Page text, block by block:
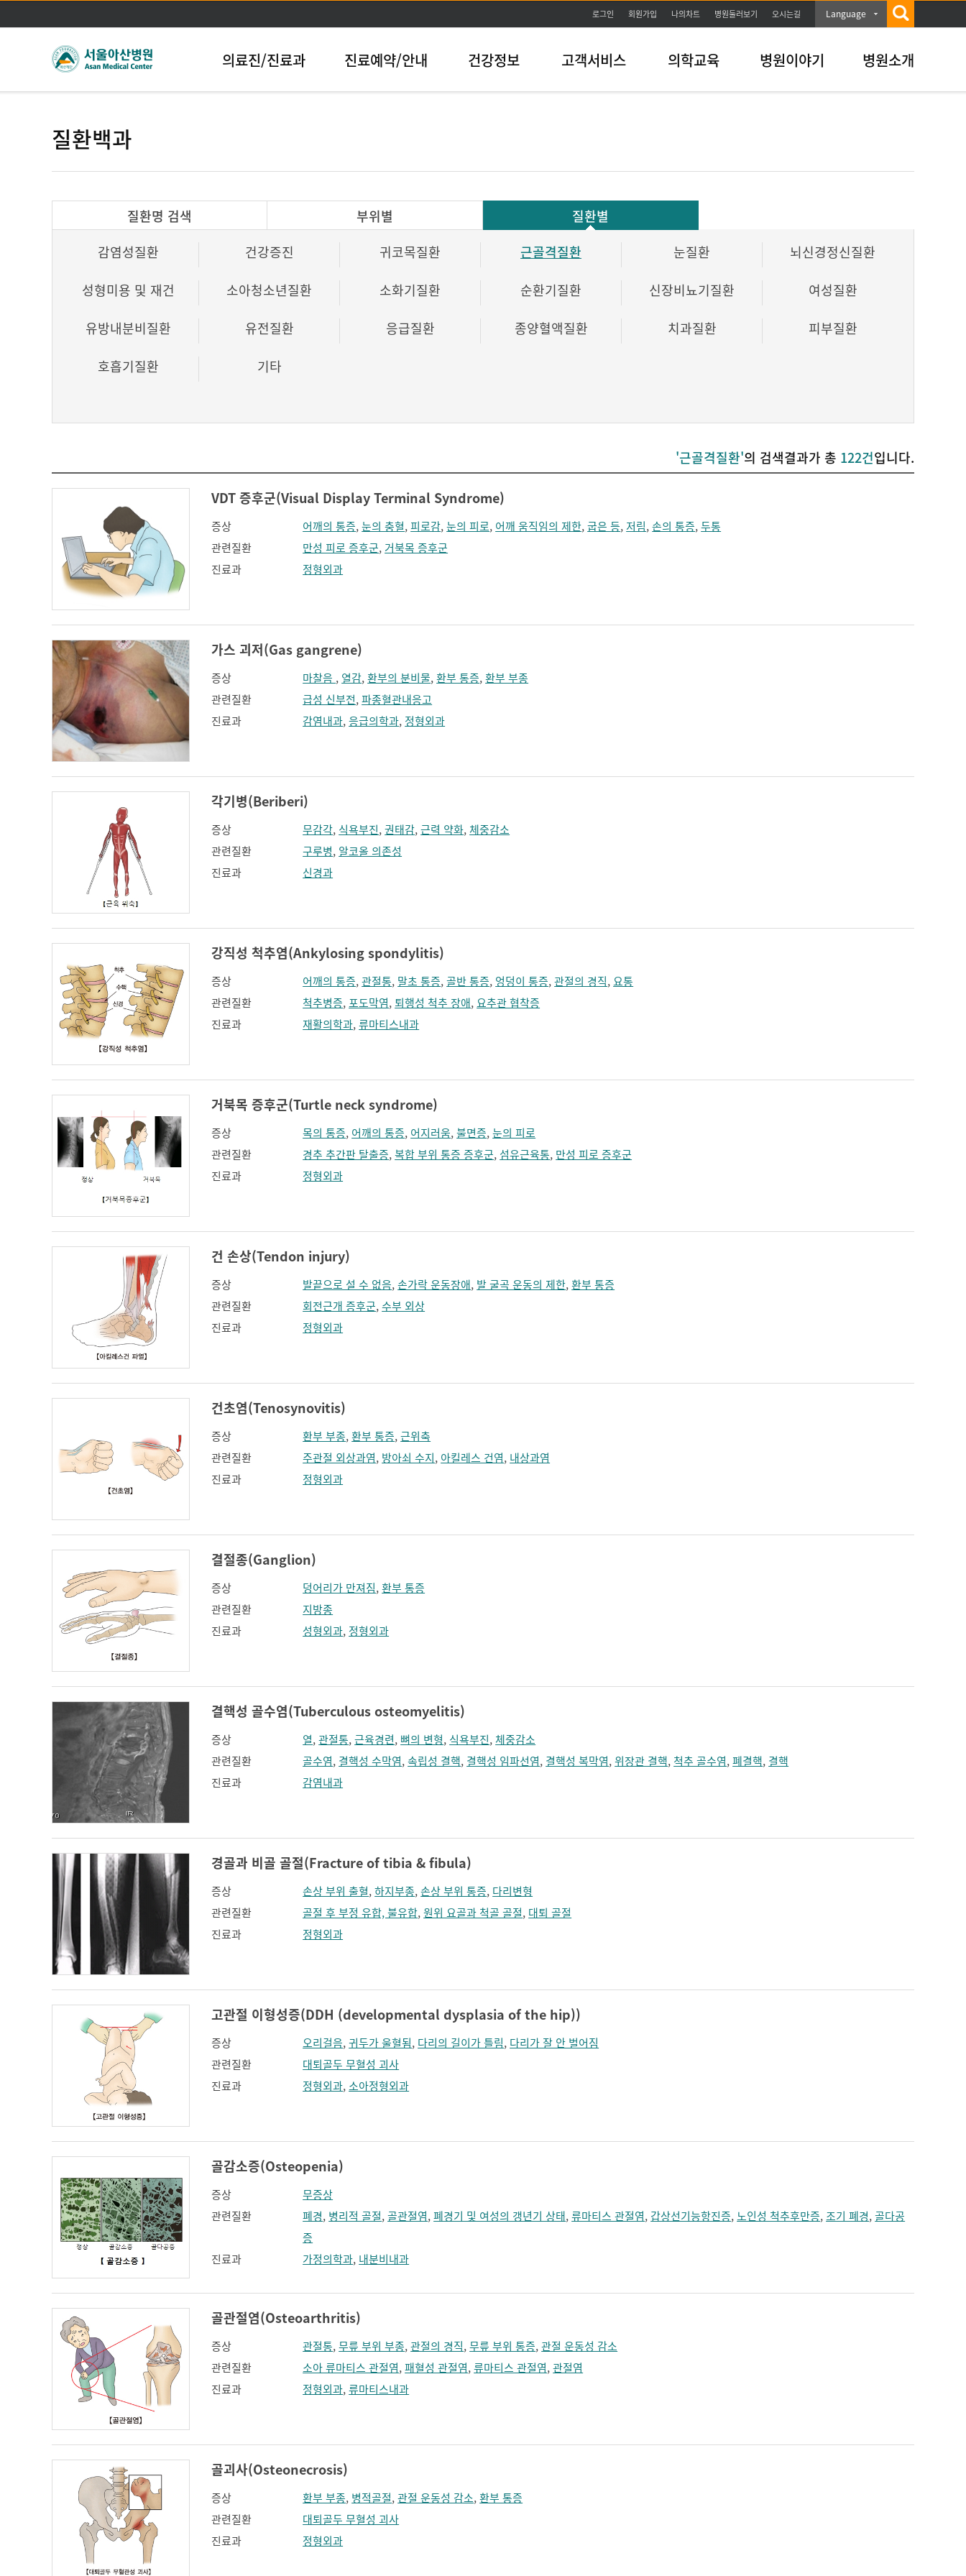
본문바로가기
로그인 회원가입 나의차트 병원둘러보기 오시는길 Language
의료진/진료과 진료예약/안내 건강정보 고객서비스 의학교육 병원이야기 병원소개
질환백과
질환명 검색 부위별
질환별
감염성질환
건강증진 귀코목질환 근골격질환 눈질환
뇌신경정신질환
성형미용 및 재건
소아청소년질환 소화기질환 순환기질환 신장비뇨기질환
여성질환
유방내분비질환
유전질환 응급질환 종양혈액질환 치과질환
피부질환
호흡기질환
기타
'근골격질환'의 검색결과가 총 122건입니다.
VDT 증후군(Visual Display Terminal Syndrome)
증상 어깨의 통증,눈의 충혈,피로감,눈의 피로, 어깨 움직임의 제한,굽은 등, 저림,손의 통증,두통
관련질환
만성 피로 증후군, 거북목 증후군
진료과
정형외과
가스 괴저(Gas gangrene)
증상 마찰음 , 열감,환부의 분비물,환부 통증,환부 부종
관련질환
급성 신부전,파종혈관내응고
진료과
감염내과,응급의학과, 정형외과
각기병(Beriberi)
증상 무감각, 식욕부진,권태감,근력 약화,체중감소
관련질환
구루병, 알코올 의존성
진료과
신경과
강직성 척추염(Ankylosing spondylitis)
증상 어깨의 통증,관절통, 말초 통증,골반 통증, 엉덩이 통증,관절의 경직,요통
관련질환
척추병증,포도막염, 퇴행성 척추 장애,요추관 협착증
진료과
재활의학과,류마티스내과
거북목 증후군(Turtle neck syndrome)
증상 목의 통증, 어깨의 통증, 어지러움,불면증,눈의 피로
관련질환
경추 추간판 탈출증,복합 부위 통증 증후군, 섬유근육통, 만성 피로 증후군
진료과
정형외과
건 손상(Tendon injury)
증상 발끝으로 설 수 없음,손가락 운동장애, 발 굴곡 운동의 제한,환부 통증
관련질환
회전근개 증후군,수부 외상
진료과
정형외과
건초염(Tenosynovitis)
증상 환부 부종,환부 통증,근위축
관련질환
주관절 외상과염, 방아쇠 수지, 아킬레스 건염, 내상과염
진료과
정형외과
결절종(Ganglion)
증상 덩어리가 만져짐,환부 통증
관련질환
지방종
진료과
성형외과, 정형외과
결핵성 골수염(Tuberculous osteomyelitis)
증상 열,관절통,근육경련, 뼈의 변형, 식욕부진,체중감소
관련질환
골수염, 결핵성 수막염,속립성 결핵, 결핵성 임파선염, 결핵성 복막염,위장관 결핵, 척추 골수염,폐결핵, 결핵
진료과
감염내과
경골과 비골 골절(Fracture of tibia & fibula)
증상 손상 부위 출혈,하지부종,손상 부위 통증, 다리변형
관련질환
골절 후 부정 유합, 불유합,원위 요골과 척골 골절, 대퇴 골절
진료과
정형외과
고관절 이형성증(DDH (developmental dysplasia of the hip))
증상 오리걸음,귀두가 울혈됨, 다리의 길이가 틀림, 다리가 잘 안 벌어짐
관련질환
대퇴골두 무혈성 괴사
진료과
정형외과,소아정형외과
골감소증(Osteopenia)
증상
무증상
관련질환
폐경, 병리적 골절,골관절염,폐경기 및 여성의 갱년기 상태,류마티스 관절염, 갑상선기능항진증,노인성 척추후만증,조기 폐경,골다공
증
진료과
가정의학과, 내분비내과
골관절염(Osteoarthritis)
증상 관절통,무릎 부위 부종,관절의 경직,무릎 부위 통증,관절 운동성 감소
관련질환
소아 류마티스 관절염,패혈성 관절염,류마티스 관절염,관절염
진료과
정형외과,류마티스내과
골괴사(Osteonecrosis)
증상 환부 부종, 병적골절,관절 운동성 감소,환부 통증
관련질환
대퇴골두 무혈성 괴사
진료과
정형외과